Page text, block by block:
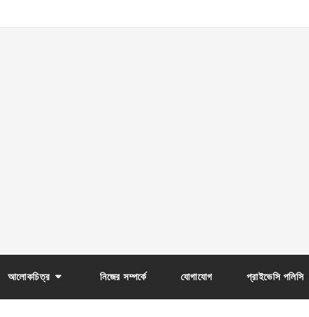
আলোকচিত্র নিজের সম্পর্কে যোগাযোগ প্রাইভেসি পলিসি